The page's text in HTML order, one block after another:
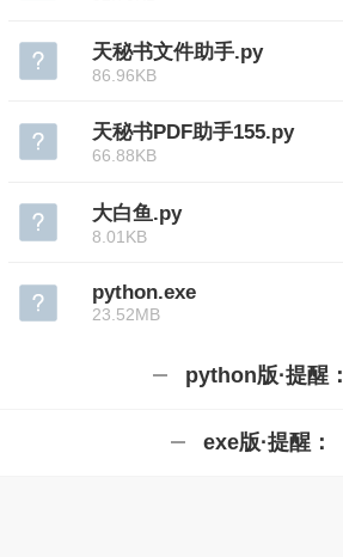
天秘书文件助手.py
86.96KB
天秘书PDF助手155.py
66.88KB
大白鱼.py
8.01KB
python.exe
23.52MB
python版·提醒：
exe版·提醒：